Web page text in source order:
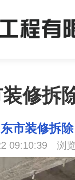
修拆
市装修拆除
09:10:39 浏